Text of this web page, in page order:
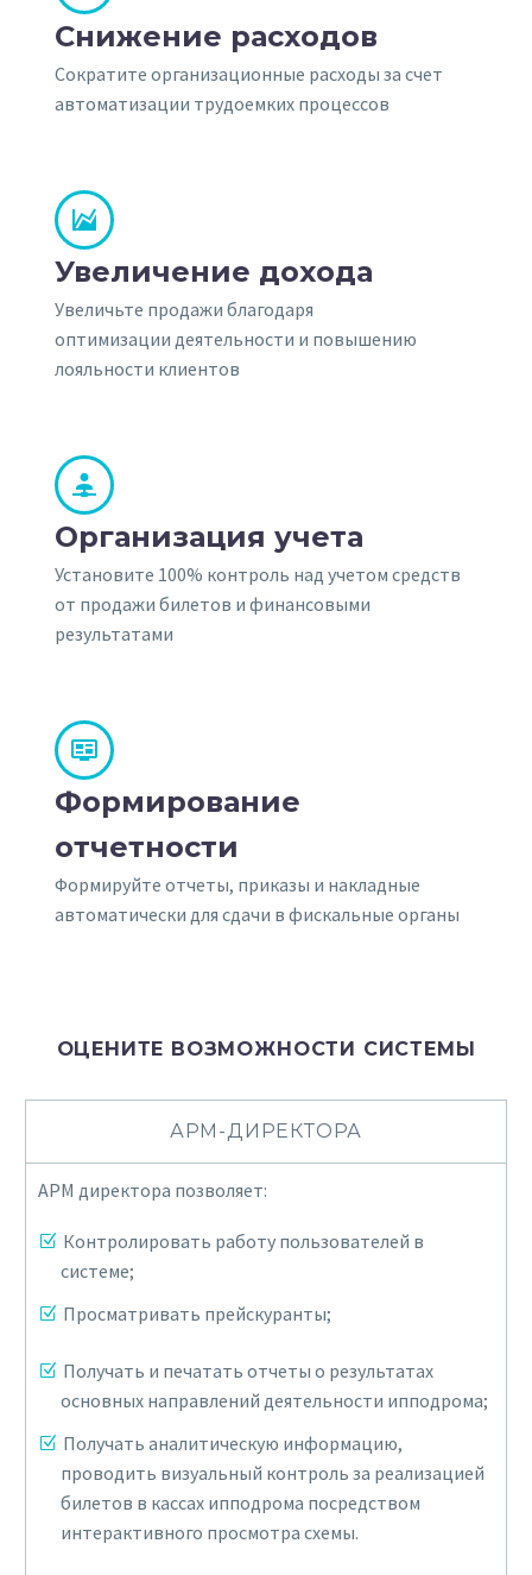
Снижение расходов
Сократите организационные расходы за счет
автоматизации трудоемких процессов


Увеличение дохода
Увеличьте продажи благодаря
оптимизации деятельности и повышению
лояльности клиентов


Организация учета
Установите 100% контроль над учетом средств
от продажи билетов и финансовыми
результатами


Формирование
отчетности
Формируйте отчеты, приказы и накладные
автоматически для сдачи в фискальные органы
ОЦЕНИТЕ ВОЗМОЖНОСТИ СИСТЕМЫ
АРМ-ДИРЕКТОРА
АРМ директора позволяет:
Контролировать работу пользователей в
системе;
Просматривать прейскуранты;
Получать и печатать отчеты о результатах
основных направлений деятельности ипподрома;
Получать аналитическую информацию,
проводить визуальный контроль за реализацией
билетов в кассах ипподрома посредством
интерактивного просмотра схемы.